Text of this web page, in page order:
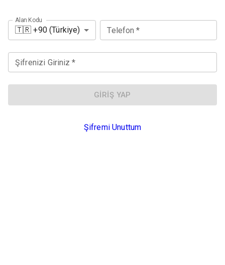
Alan Kodu
🇹🇷 +90(Türkiye) Telefon *
Şifrenizi Giriniz *
GIRIŞ YAP
Şifremi Unuttum